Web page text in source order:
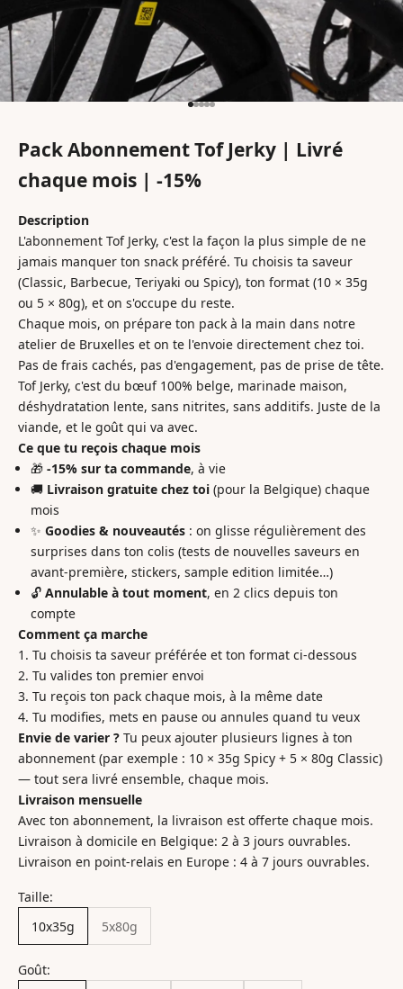
Aller à l'élément 1
Aller à l'élément 2
Aller à l'élément 3
Aller à l'élément 4
Aller à l'élément 5
Pack Abonnement Tof Jerky | Livré
chaque mois | -15%
Description
L'abonnement Tof Jerky, c'est la façon la plus simple de ne
jamais manquer ton snack préféré. Tu choisis ta saveur
(Classic, Barbecue, Teriyaki ou Spicy), ton format (10 × 35g
ou 5 × 80g), et on s'occupe du reste.
Chaque mois, on prépare ton pack à la main dans notre
atelier de Bruxelles et on te l'envoie directement chez toi.
Pas de frais cachés, pas d'engagement, pas de prise de tête.
Tof Jerky, c'est du bœuf 100% belge, marinade maison,
déshydratation lente, sans nitrites, sans additifs. Juste de la
viande, et le goût qui va avec.
Ce que tu reçois chaque mois
🎁 -15% sur ta commande, à vie
🚚 Livraison gratuite chez toi (pour la Belgique) chaque
mois
✨ Goodies & nouveautés : on glisse régulièrement des
surprises dans ton colis (tests de nouvelles saveurs en
avant-première, stickers, sample edition limitée…)
🔓 Annulable à tout moment, en 2 clics depuis ton
compte
Comment ça marche
Tu choisis ta saveur préférée et ton format ci-dessous
Tu valides ton premier envoi
Tu reçois ton pack chaque mois, à la même date
Tu modifies, mets en pause ou annules quand tu veux
Envie de varier ? Tu peux ajouter plusieurs lignes à ton
abonnement (par exemple : 10 × 35g Spicy + 5 × 80g Classic)
— tout sera livré ensemble, chaque mois.
Livraison mensuelle
Avec ton abonnement, la livraison est offerte chaque mois.
Livraison à domicile en Belgique: 2 à 3 jours ouvrables.
Livraison en point-relais en Europe : 4 à 7 jours ouvrables.
Taille:
10x35g
5x80g
Goût: